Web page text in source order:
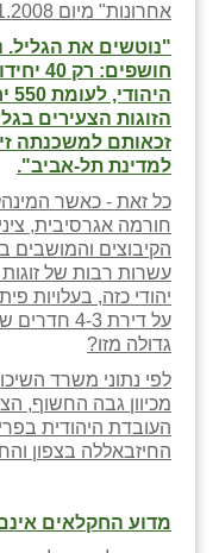
אחרונות" מיום 9.1.2008 (עופר פטרסבורג):
הזוגות הצעירים
למדינת תל-אביב".
כל זאת - כאשר
חורמה אגרסיבית,
הקיבוצים והמושבים
עשרות רבות של
יהודי כזה, בעלויות
על דירת 4-
גדולה מזו?
לפי נתוני משרד
מכיוון גבה החשוף,
העובדת היהודית
החיזבאללה בצפון
מדוע החקלאים